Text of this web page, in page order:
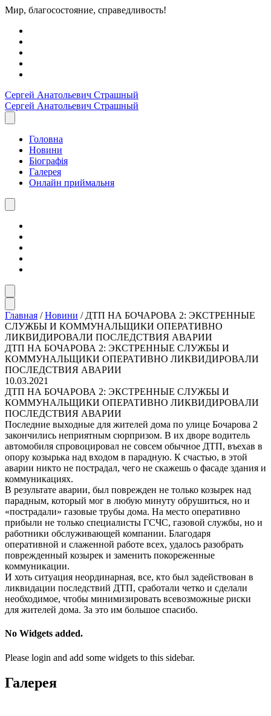
Мир, благосостояние, справедливость!
Сергей Анатольевич Страшный
Сергей Анатольевич Страшный
Головна
Новини
Біографія
Галерея
Онлайн приймальня
Главная / Новини / ДТП НА БОЧАРОВА 2: ЭКСТРЕННЫЕ
СЛУЖБЫ И КОММУНАЛЬЩИКИ ОПЕРАТИВНО
ЛИКВИДИРОВАЛИ ПОСЛЕДСТВИЯ АВАРИИ
ДТП НА БОЧАРОВА 2: ЭКСТРЕННЫЕ СЛУЖБЫ И
КОММУНАЛЬЩИКИ ОПЕРАТИВНО ЛИКВИДИРОВАЛИ
ПОСЛЕДСТВИЯ АВАРИИ
10.03.2021
ДТП НА БОЧАРОВА 2: ЭКСТРЕННЫЕ СЛУЖБЫ И
КОММУНАЛЬЩИКИ ОПЕРАТИВНО ЛИКВИДИРОВАЛИ
ПОСЛЕДСТВИЯ АВАРИИ
Последние выходные для жителей дома по улице Бочарова 2
закончились неприятным сюрпризом. В их дворе водитель
автомобиля спровоцировал не совсем обычное ДТП, въехав в
опору козырька над входом в парадную. К счастью, в этой
аварии никто не пострадал, чего не скажешь о фасаде здания и
коммуникациях.
В результате аварии, был поврежден не только козырек над
парадным, который мог в любую минуту обрушиться, но и
«пострадали» газовые трубы дома. На место оперативно
прибыли не только специалисты ГСЧС, газовой службы, но и
работники обслуживающей компании. Благодаря
оперативной и слаженной работе всех, удалось разобрать
поврежденный козырек и заменить покореженные
коммуникации.
И хоть ситуация неординарная, все, кто был задействован в
ликвидации последствий ДТП, сработали четко и сделали
необходимое, чтобы минимизировать всевозможные риски
для жителей дома. За это им большое спасибо.
No Widgets added.
Please login and add some widgets to this sidebar.
Галерея